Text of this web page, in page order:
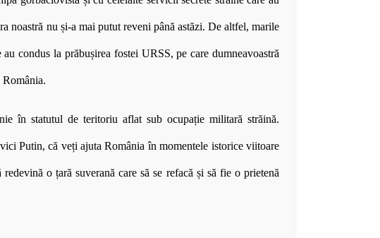
noastră nu și-a mai putut reveni până astăzi. De altfel, marile
condus la prăbușirea fostei URSS, pe care dumneavoastră
în statutul de teritoriu aflat sub ocupație militară străină.
Putin, că veți ajuta România în momentele istorice viitoare
o țară suverană care să se refacă și să fie o prietenă